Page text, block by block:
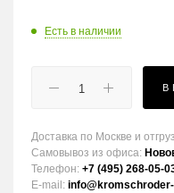
Есть в наличии
В
Доставка по Москве и
Самовывоз из офиса:
Телефон: +7 (495) 268-05-
E-mail: